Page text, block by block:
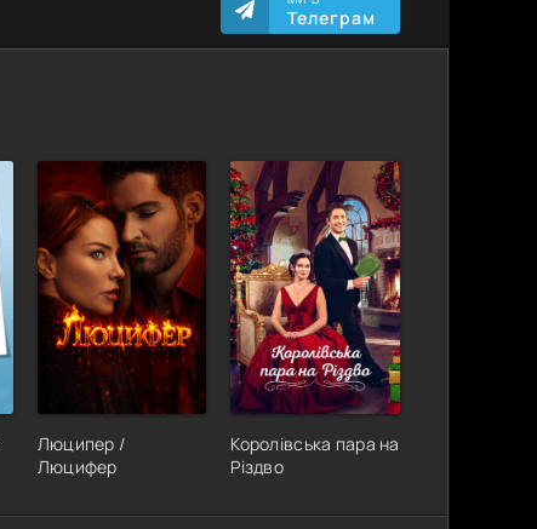
Телеграм
Люципер /
Люцифер
Королівська пара на
Різдво